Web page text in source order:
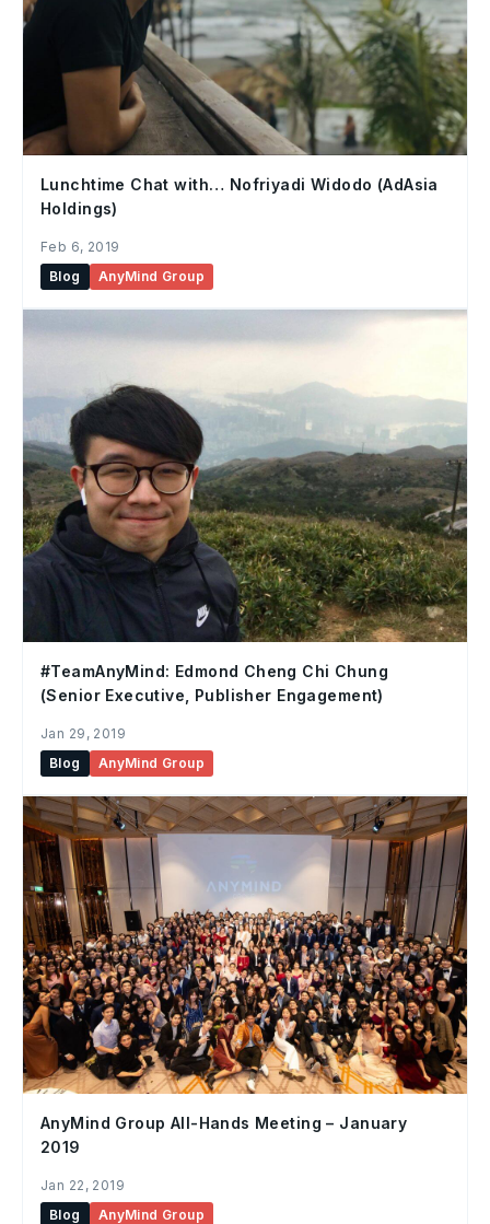
Lunchtime Chat with… Nofriyadi Widodo (AdAsia
Holdings)
Feb 6, 2019
Blog
AnyMind Group
#TeamAnyMind: Edmond Cheng Chi Chung
(Senior Executive, Publisher Engagement)
Jan 29, 2019
Blog
AnyMind Group
AnyMind Group All-Hands Meeting – January
2019
Jan 22, 2019
Blog
AnyMind Group